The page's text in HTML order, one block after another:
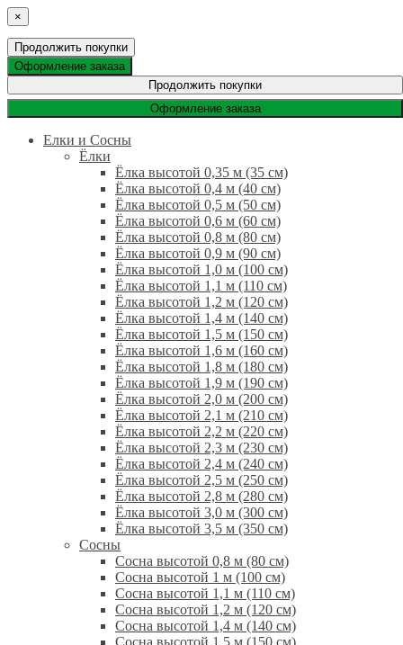
×
Продолжить покупки
Оформление заказа
Продолжить покупки
Оформление заказа
Елки и Сосны
Ёлки
Ёлка высотой 0,35 м (35 см)
Ёлка высотой 0,4 м (40 см)
Ёлка высотой 0,5 м (50 см)
Ёлка высотой 0,6 м (60 см)
Ёлка высотой 0,8 м (80 см)
Ёлка высотой 0,9 м (90 см)
Ёлка высотой 1,0 м (100 см)
Ёлка высотой 1,1 м (110 см)
Ёлка высотой 1,2 м (120 см)
Ёлка высотой 1,4 м (140 см)
Ёлка высотой 1,5 м (150 см)
Ёлка высотой 1,6 м (160 см)
Ёлка высотой 1,8 м (180 см)
Ёлка высотой 1,9 м (190 см)
Ёлка высотой 2,0 м (200 см)
Ёлка высотой 2,1 м (210 см)
Ёлка высотой 2,2 м (220 см)
Ёлка высотой 2,3 м (230 см)
Ёлка высотой 2,4 м (240 см)
Ёлка высотой 2,5 м (250 см)
Ёлка высотой 2,8 м (280 см)
Ёлка высотой 3,0 м (300 см)
Ёлка высотой 3,5 м (350 см)
Сосны
Сосна высотой 0,8 м (80 см)
Сосна высотой 1 м (100 см)
Сосна высотой 1,1 м (110 см)
Сосна высотой 1,2 м (120 см)
Сосна высотой 1,4 м (140 см)
Сосна высотой 1,5 м (150 см)